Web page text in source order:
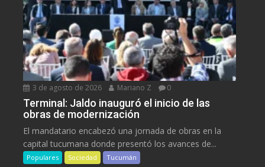
3 de agosto de 2026 Mariano Z 0
Terminal: Jaldo inauguró el inicio de las
obras de modernización
El mandatario encabezó una jornada de obras en la
capital tucumana donde presentó los avances de...
Populares Sociedad Tucumán